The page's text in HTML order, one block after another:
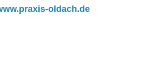
oldach.de